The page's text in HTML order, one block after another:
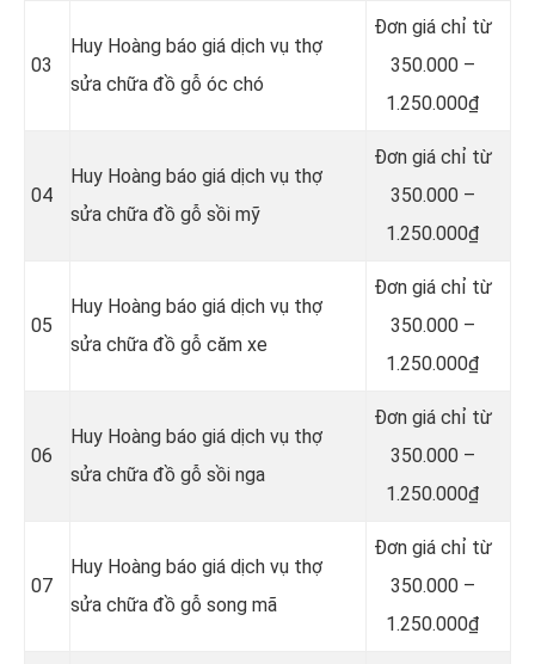
03
Huy Hoàng báo giá dịch vụ thợ
sửa chữa đồ gỗ óc chó
Đơn giá chỉ từ
350.000 –
1.250.000₫
04
Huy Hoàng báo giá dịch vụ thợ
sửa chữa đồ gỗ sồi mỹ
Đơn giá chỉ từ
350.000 –
1.250.000₫
05
Huy Hoàng báo giá dịch vụ thợ
sửa chữa đồ gỗ căm xe
Đơn giá chỉ từ
350.000 –
1.250.000₫
06
Huy Hoàng báo giá dịch vụ thợ
sửa chữa đồ gỗ sồi nga
Đơn giá chỉ từ
350.000 –
1.250.000₫
07
Huy Hoàng báo giá dịch vụ thợ
sửa chữa đồ gỗ song mã
Đơn giá chỉ từ
350.000 –
1.250.000₫